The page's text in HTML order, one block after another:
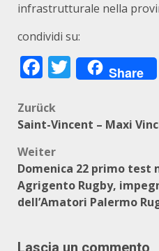
infrastrutturale nella
condividi su:
Facebook
Twitter
Share
Zurück
Saint-Vincent – Maxi
Weiter
Domenica 22 primo test
Agrigento Rugby,
dell’Amatori Palermo
Lascia un commento